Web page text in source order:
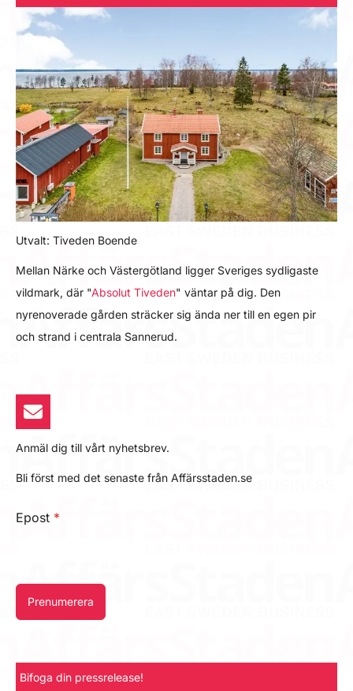
Utvalt: Tiveden Boende
Mellan Närke och Västergötland ligger Sveriges sydligaste
vildmark, där "Absolut Tiveden" väntar på dig. Den
nyrenoverade gården sträcker sig ända ner till en egen pir
och strand i centrala Sannerud.
Anmäl dig till vårt nyhetsbrev.
Bli först med det senaste från Affärsstaden.se
Epost *
Prenumerera
Bifoga din pressrelease!